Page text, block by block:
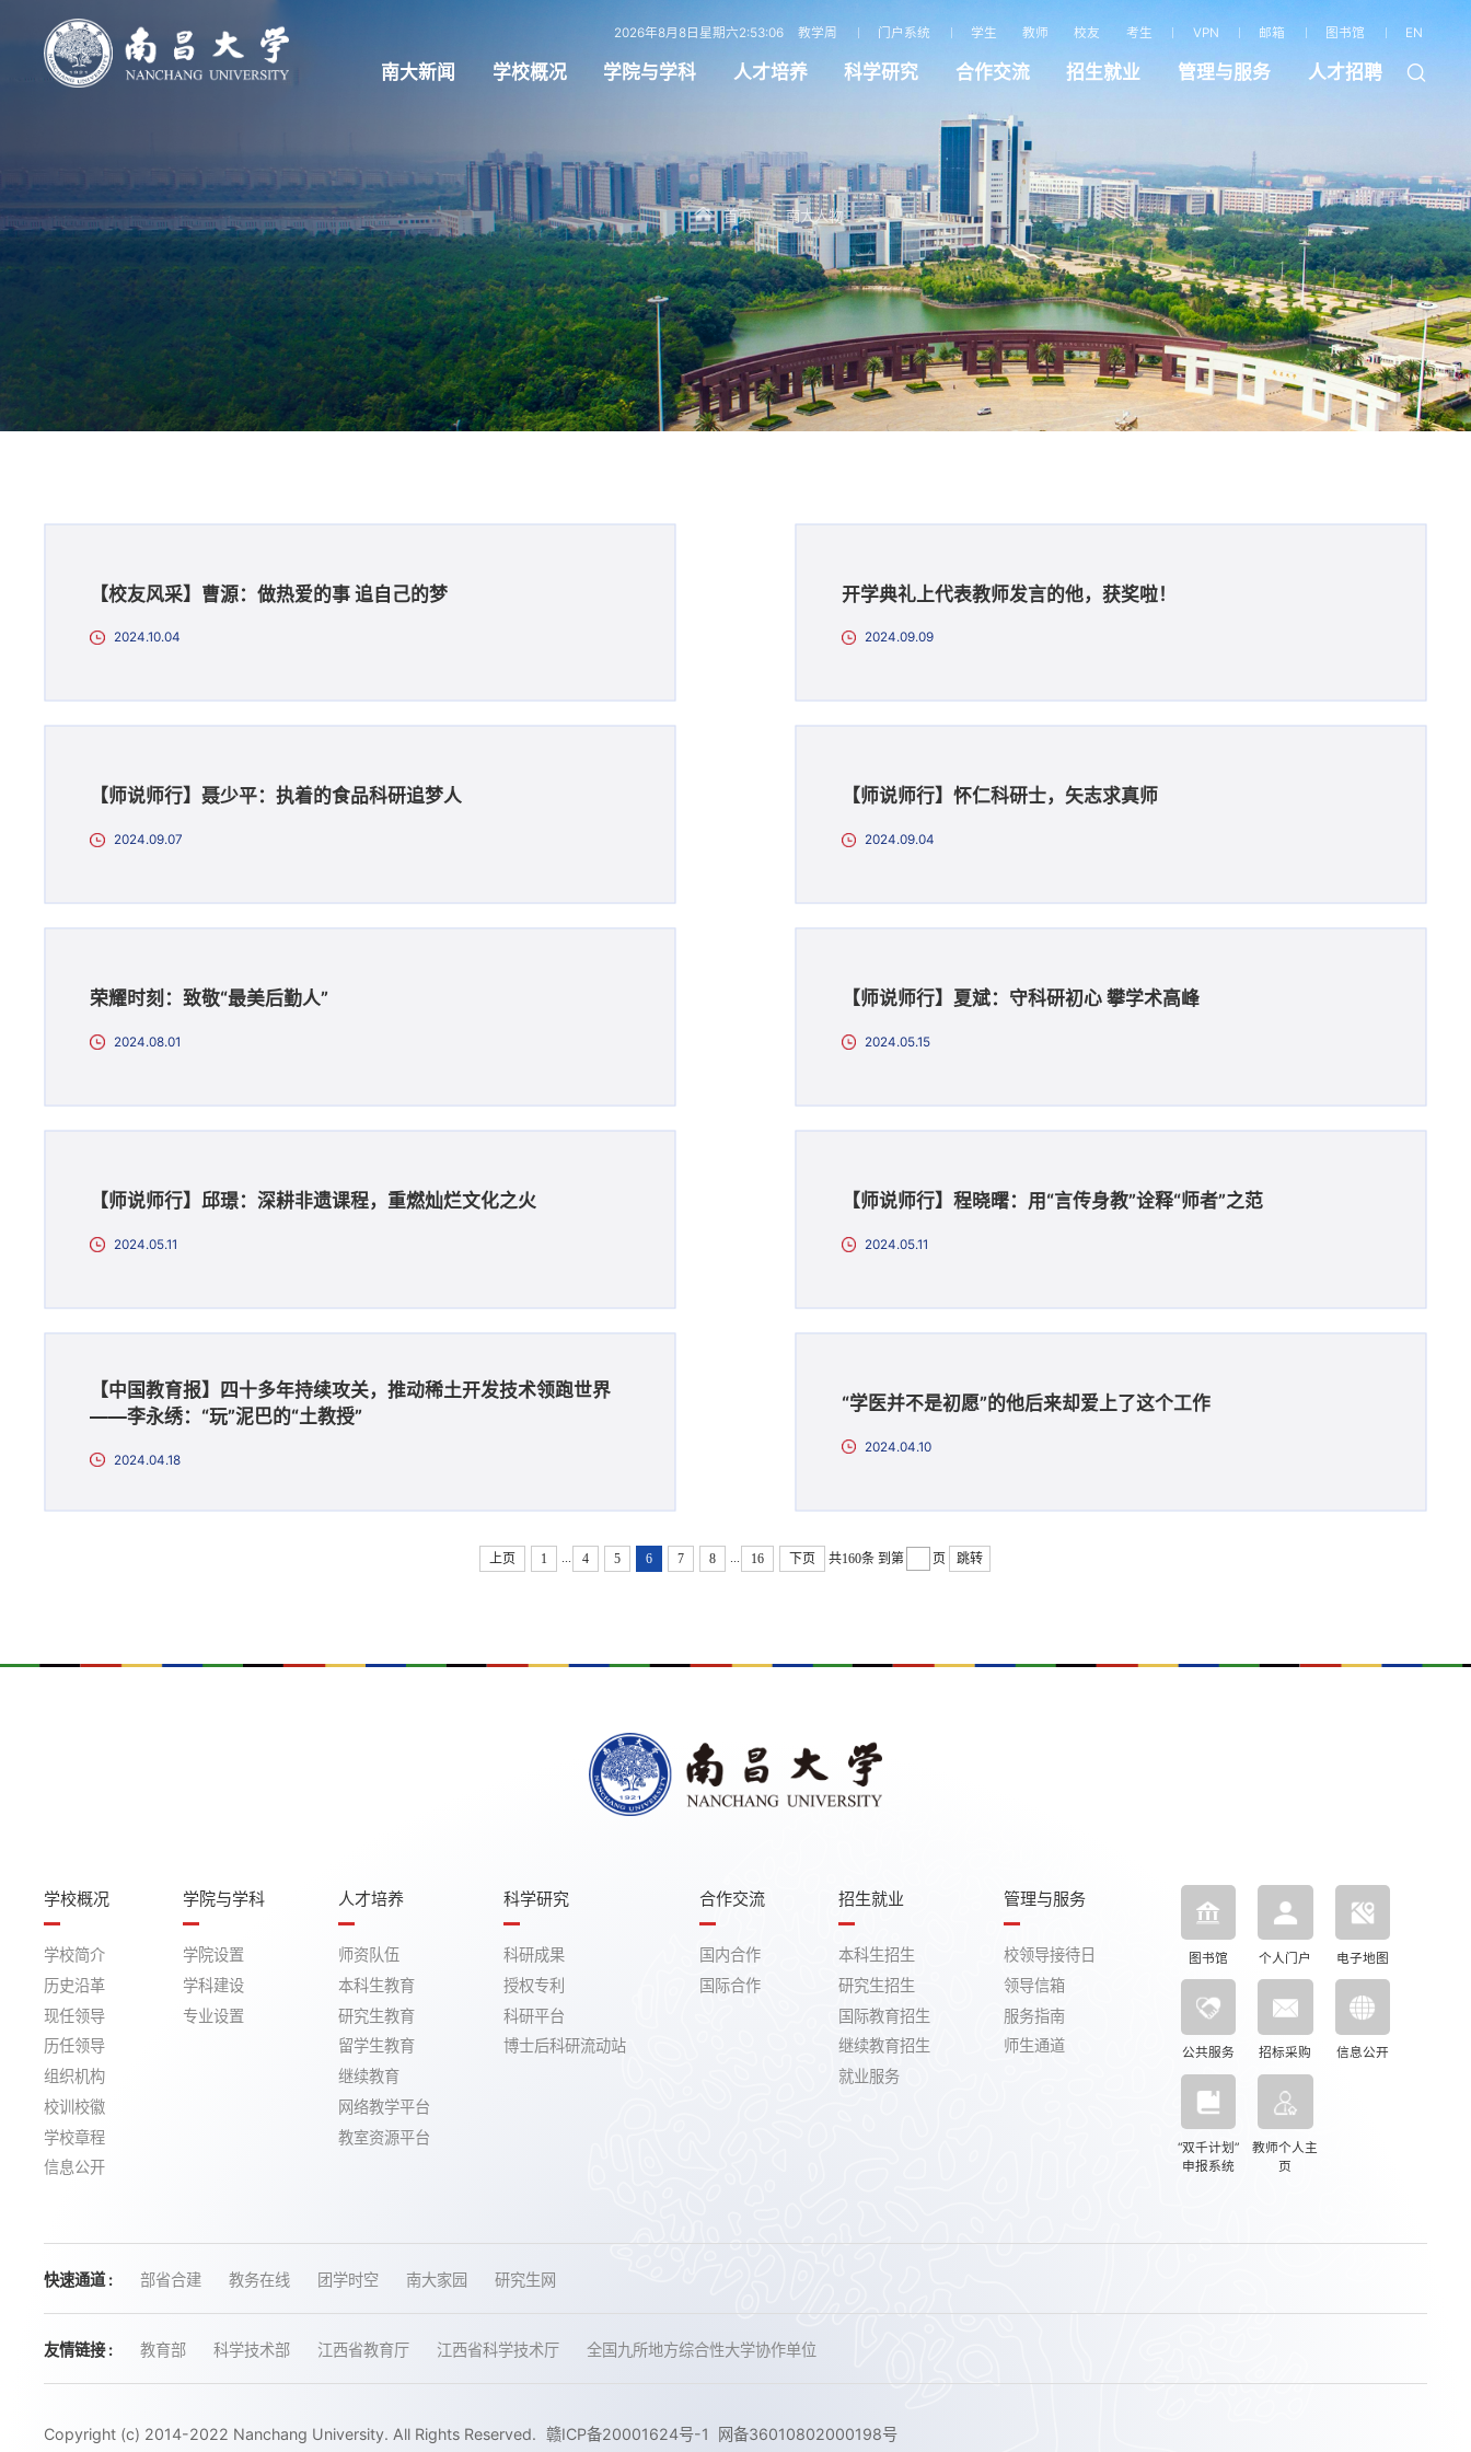
2026年8月8日星期六2:53:07 教学周 门户系统 学生 教师 校友 考生 VPN 邮箱 图书馆 EN
南大新闻 学校概况 学院与学科 人才培养 科学研究 合作交流 招生就业 管理与服务 人才招聘
首页 / 南大人物
【校友风采】曹源：做热爱的事 追自己的梦
2024.10.04
开学典礼上代表教师发言的他，获奖啦！
2024.09.09
【师说师行】聂少平：执着的食品科研追梦人
2024.09.07
【师说师行】怀仁科研士，矢志求真师
2024.09.04
荣耀时刻：致敬“最美后勤人”
2024.08.01
【师说师行】夏斌：守科研初心 攀学术高峰
2024.05.15
【师说师行】邱璟：深耕非遗课程，重燃灿烂文化之火
2024.05.11
【师说师行】程晓曙：用“言传身教”诠释“师者”之范
2024.05.11
【中国教育报】四十多年持续攻关，推动稀土开发技术领跑世界
——李永绣：“玩”泥巴的“土教授”
2024.04.18
“学医并不是初愿”的他后来却爱上了这个工作
2024.04.10
上页 1 4 5 6 7 8 16 下页 共160条 到第 页 跳转
学校概况
学校简介
历史沿革
现任领导
历任领导
组织机构
校训校徽
学校章程
信息公开
学院与学科
学院设置
学科建设
专业设置
人才培养
师资队伍
本科生教育
研究生教育
留学生教育
继续教育
网络教学平台
教室资源平台
科学研究
科研成果
授权专利
科研平台
博士后科研流动站
合作交流
国内合作
国际合作
招生就业
本科生招生
研究生招生
国际教育招生
继续教育招生
就业服务
管理与服务
校领导接待日
领导信箱
服务指南
师生通道
图书馆 个人门户 电子地图
公共服务 招标采购 信息公开
“双千计划”
申报系统
教师个人主
页
快速通道 : 部省合建 教务在线 团学时空 南大家园 研究生网
友情链接 : 教育部 科学技术部 江西省教育厅 江西省科学技术厅 全国九所地方综合性大学协作单位
Copyright (c) 2014-2022 Nanchang University. All Rights Reserved. 赣ICP备20001624号-1 网备36010802000198号